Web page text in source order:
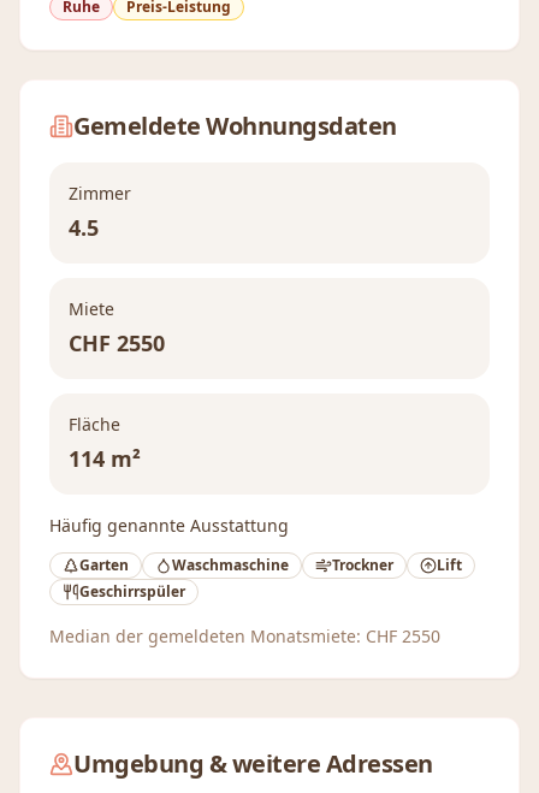
Ruhe Preis-Leistung
Gemeldete Wohnungsdaten
Zimmer
4.5
Miete
CHF 2550
Fläche
114 m²
Häufig genannte Ausstattung
Garten Waschmaschine Trockner
Lift
Geschirrspüler
Median der gemeldeten Monatsmiete: CHF 2550
Umgebung & weitere Adressen